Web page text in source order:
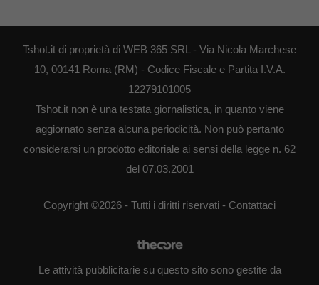
Tshot.it di proprietà di WEB 365 SRL - Via Nicola Marchese
10, 00141 Roma (RM) - Codice Fiscale e Partita I.V.A.
12279101005
Tshot.it non è una testata giornalistica, in quanto viene
aggiornato senza alcuna periodicità. Non può pertanto
considerarsi un prodotto editoriale ai sensi della legge n. 62
del 07.03.2001
Copyright ©2026 - Tutti i diritti riservati - Contattaci
Le attività pubblicitarie su questo sito sono gestite da